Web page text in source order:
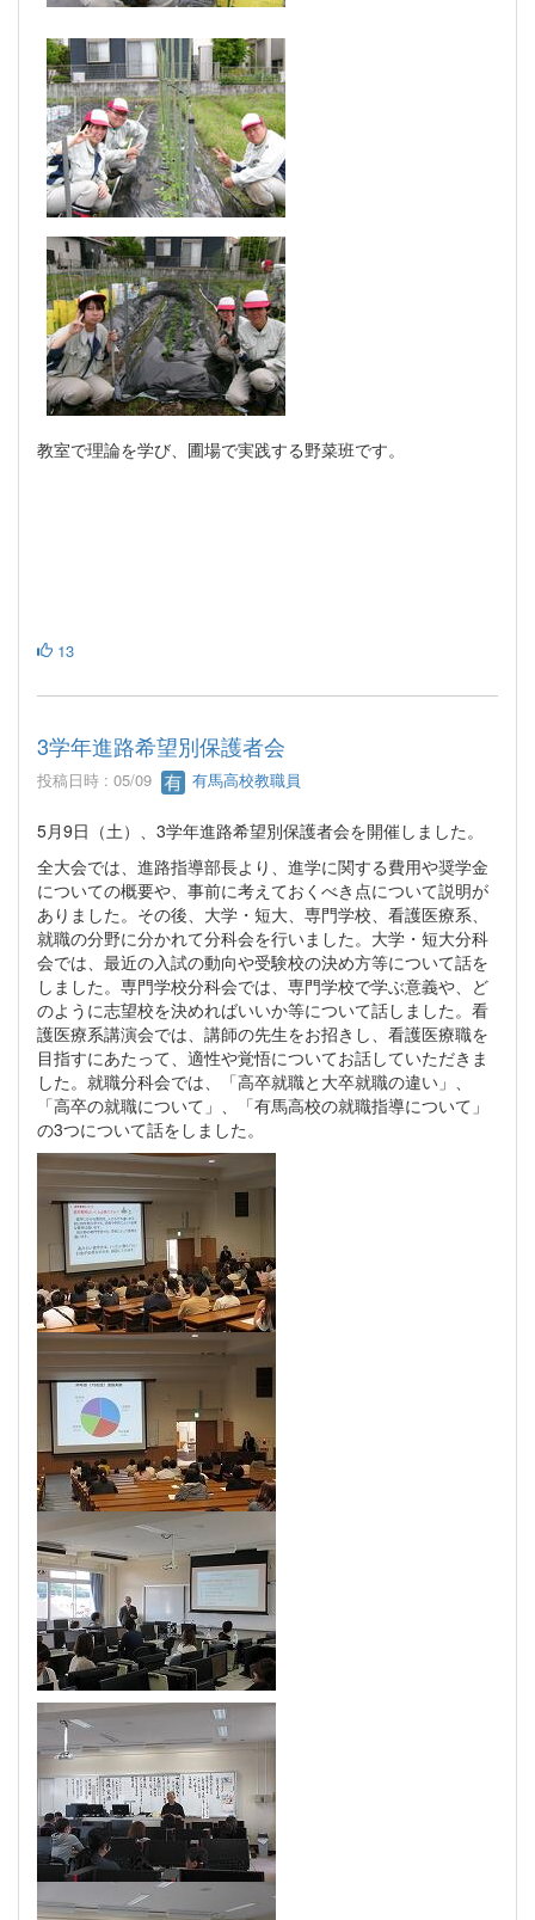
教室で理論を学び、圃場で実践する野菜班です。
13
3学年進路希望別保護者会
投稿日時 : 05/09 有馬高校教職員
5月9日（土）、3学年進路希望別保護者会を開催しました。
全大会では、進路指導部長より、進学に関する費用や奨学金
についての概要や、事前に考えておくべき点について説明が
ありました。その後、大学・短大、専門学校、看護医療系、
就職の分野に分かれて分科会を行いました。大学・短大分科
会では、最近の入試の動向や受験校の決め方等について話を
しました。専門学校分科会では、専門学校で学ぶ意義や、ど
のように志望校を決めればいいか等について話しました。看
護医療系講演会では、講師の先生をお招きし、看護医療職を
目指すにあたって、適性や覚悟についてお話していただきま
した。就職分科会では、「高卒就職と大卒就職の違い」、
「高卒の就職について」、「有馬高校の就職指導について」
の3つについて話をしました。